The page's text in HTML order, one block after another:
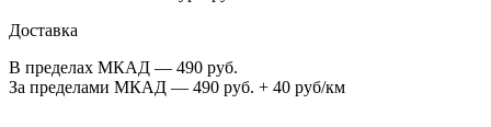
Доставка
В пределах МКАД — 490 руб.
За пределами МКАД — 490 руб. + 40 руб/км